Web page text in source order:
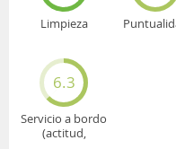
Limpieza
6.3
Servicio a bordo
(actitud,